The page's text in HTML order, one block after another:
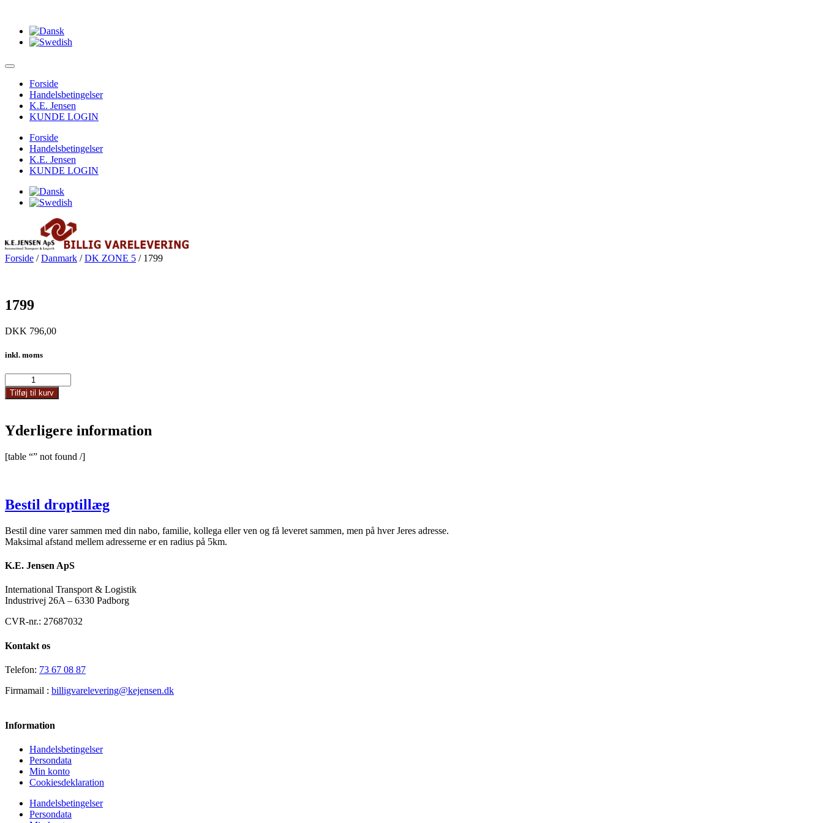
Forside
Handelsbetingelser
K.E. Jensen
KUNDE LOGIN
Forside
Handelsbetingelser
K.E. Jensen
KUNDE LOGIN
Forside /Danmark /DK ZONE 5 / 1799
1799
DKK 796,00
inkl. moms
antal
Tilføj til kurv
Yderligere information
[table “” not found /]
Bestil droptillæg
Bestil dine varer sammen med din nabo, familie, kollega eller ven og få leveret sammen, men på hver Jeres adresse.
Maksimal afstand mellem adresserne er en radius på 5km.
K.E. Jensen ApS
International Transport & Logistik
Industrivej 26A – 6330 Padborg
CVR-nr.: 27687032
Kontakt os
Telefon: 73 67 08 87
Firmamail : billigvarelevering@kejensen.dk
Information
Handelsbetingelser
Persondata
Min konto
Cookiesdeklaration
Handelsbetingelser
Persondata